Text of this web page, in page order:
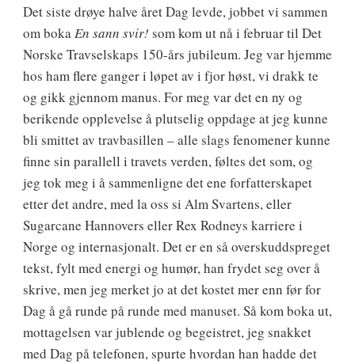
Det siste drøye halve året Dag levde, jobbet vi sammen
om bokaEn sann svir! som kom ut nå i februar til Det
Norske Travselskaps 150-års jubileum. Jeg var hjemme
hos ham flere ganger i løpet av i fjor høst, vi drakk te
og gikk gjennom manus. For meg var det en ny og
berikende opplevelse å plutselig oppdage at jeg kunne
bli smittet av travbasillen – alle slags fenomener kunne
finne sin parallell i travets verden, føltes det som, og
jeg tok meg i å sammenligne det ene forfatterskapet
etter det andre, med la oss si Alm Svartens, eller
Sugarcane Hannovers eller Rex Rodneys karriere i
Norge og internasjonalt. Det er en så overskuddspreget
tekst, fylt med energi og humør, han frydet seg over å
skrive, men jeg merket jo at det kostet mer enn før for
Dag å gå runde på runde med manuset. Så kom boka ut,
mottagelsen var jublende og begeistret, jeg snakket
med Dag på telefonen, spurte hvordan han hadde det